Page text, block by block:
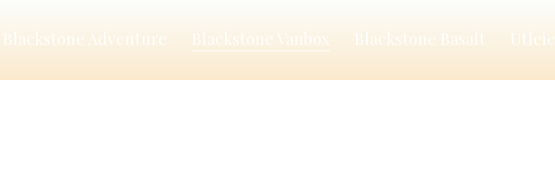
Blackstone Adventure Blackstone Vanbox Blackstone Basalt Utleie